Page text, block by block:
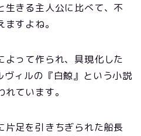
生きる主人公に比べて、不
すよね。
よって作られ、具現化した
ィルの『白鯨』という小説
ています。
片足を引きちぎられた船長